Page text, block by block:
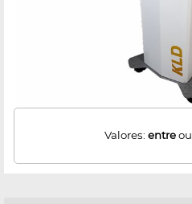
Valores: entreou